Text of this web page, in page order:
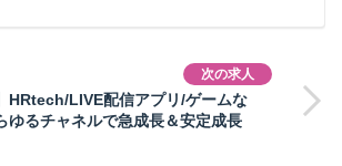
次の求人
HRtech/LIVE配信アプリ/ゲームな
ゆるチャネルで急成長＆安定成長